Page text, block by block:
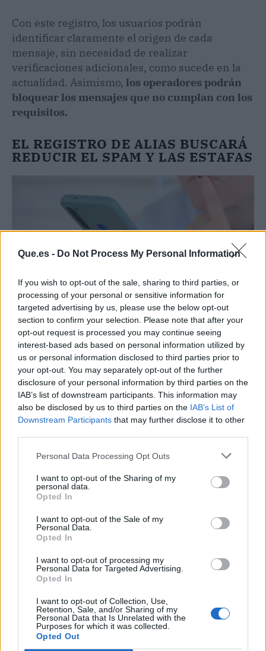
Que.es - Do Not Process My Personal Information
If you wish to opt-out of the sale, sharing to third parties, or
processing of your personal or sensitive information for
targeted advertising by us, please use the below opt-out
section to confirm your selection. Please note that after your
opt-out request is processed you may continue seeing
interest-based ads based on personal information utilized by
us or personal information disclosed to third parties prior to
your opt-out. You may separately opt-out of the further
disclosure of your personal information by third parties on the
IAB’s list of downstream participants. This information may
also be disclosed by us to third parties on the IAB’s List of
Downstream Participants that may further disclose it to other
Personal Data Processing Opt Outs
I want to opt-out of the Sharing of my
personal data.
Opted In
I want to opt-out of the Sale of my
Personal Data.
Opted In
I want to opt-out of processing my
Personal Data for Targeted Advertising.
Opted In
I want to opt-out of Collection, Use,
Retention, Sale, and/or Sharing of my
Personal Data that Is Unrelated with the
Purposes for which it was collected.
Opted Out
Con este registro, los usuarios podrán
identificar claramente el origen de cada
mensaje, sin necesidad de realizar
verificaciones adicionales, como sucede en la
actualidad. Asimismo, los operadores podrán
bloquear los mensajes que no cumplan con los
requisitos.
EL REGISTRO DE ALIAS BUSCARÁ
REDUCIR EL SPAM Y LAS ESTAFAS
Fuente: Unsplash
Ahora que sabemos losmecanismos ocultos que
activan las llamadas de spam, también llega
esteRegistro de aliasque provocará que se
bloquee la entrega de SMS cuando el alias no
Publicidad